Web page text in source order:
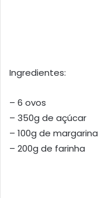
Ingredientes:
– 6 ovos
– 350g de açúcar
– 100g de margarina
– 200g de farinha